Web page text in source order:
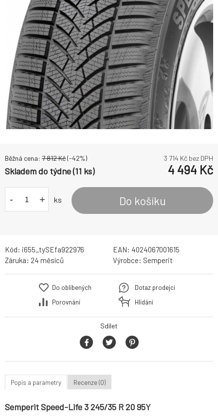
Běžná cena: 7 812Kč(-42%) 3 714 Kč bez DPH
Skladem do týdne (11 ks) 4 494 Kč
- + ks Do košíku
Kód: i655_tySEfa922976 EAN: 4024067001615
Záruka: 24 měsíců Výrobce: Semperit
Do oblíbených
Porovnání
Dotaz prodejci
Hlídání
Sdílet
Popis a parametry Recenze (0)
Semperit Speed-Life 3 245/35 R 20 95Y